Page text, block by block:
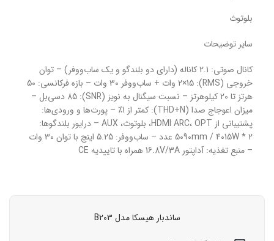
بلوتوث
سایر توضیحات
کانال صوتی: 2.1 کاناله (دارای دو بلندگو و یک ساب‌ووفر) – توان
خروجی (RMS): 2×15 وات + ساب‌ووفر 30 وات – بازه فرکانسی: 50
هرتز تا 20 کیلوهرتز – نسبت سیگنال به نویز (SNR): 85 دسی‌بل –
میزان اعوجاج صدا (THD+N): کمتر از 1٪ – پورت‌ها و ورودی‌ها:
پشتیبانی از HDMI ARC، OPT، بلوتوث، AUX – درایور بلندگوها:
5090mm / 4015W * 2 عدد – ساب‌ووفر: 5.25 اینچ با توان 30 وات
– منبع تغذیه: آداپتور 16.8V/3A همراه با تاییدیه CE
ساندبار هیسکا مدل B203